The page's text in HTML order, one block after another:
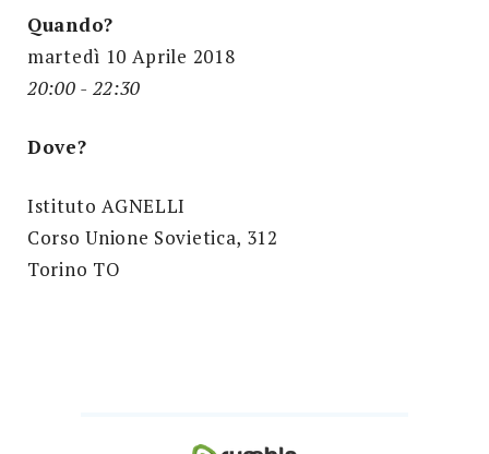
Quando?
martedì 10 Aprile 2018
20:00 - 22:30
Dove?
Istituto AGNELLI
Corso Unione Sovietica, 312
Torino TO